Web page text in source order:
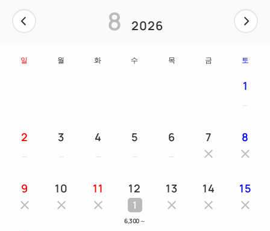
8 2026
일 월 화 수 목 금 토
1
2 3 4 5 6 7 8
9 10 11 12
1
6,300 ～
13 14 15